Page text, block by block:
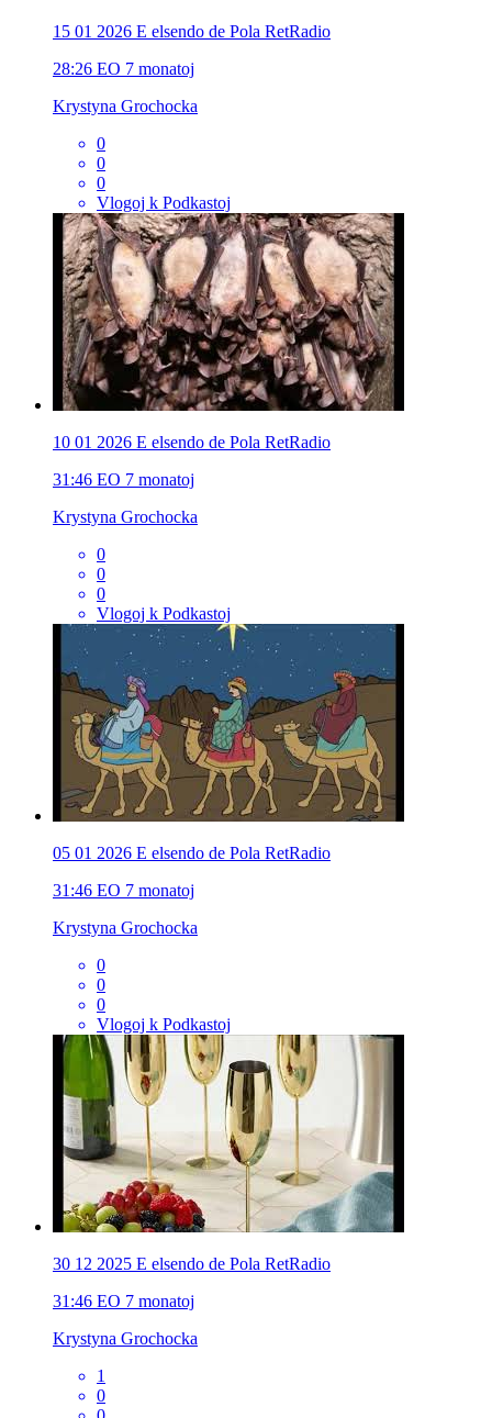
15 01 2026 E elsendo de Pola RetRadio
28:26 EO 7 monatoj
Krystyna Grochocka
0
0
0
Vlogoj k Podkastoj
10 01 2026 E elsendo de Pola RetRadio
31:46 EO 7 monatoj
Krystyna Grochocka
0
0
0
Vlogoj k Podkastoj
05 01 2026 E elsendo de Pola RetRadio
31:46 EO 7 monatoj
Krystyna Grochocka
0
0
0
Vlogoj k Podkastoj
30 12 2025 E elsendo de Pola RetRadio
31:46 EO 7 monatoj
Krystyna Grochocka
1
0